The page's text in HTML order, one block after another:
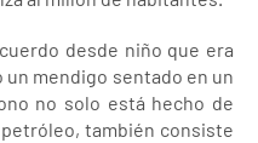
desde niño que era
mendigo sentado en un
no solo está hecho de
también consiste